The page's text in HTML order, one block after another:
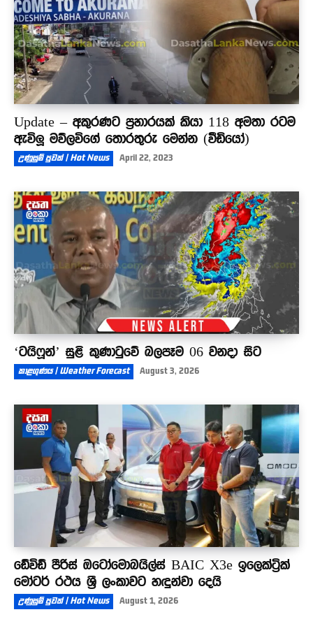
Update – අකුරණට ප්‍රහාරයක් කියා 118 අමතා රටම
ඇවිලූ මව්ලවිගේ තොරතුරු මෙන්න (වීඩියෝ)
උණුසුම් පුවත් | Hot News April 22, 2023
‘ටයිෆූන්’ සුළි කුණාටුවේ බලපෑම 06 වනදා සිට
කාළගුණය | Weather Forecast August 3, 2026
ඩේවිඩ් පීරිස් ඔටෝමොබයිල්ස් BAIC X3e ඉලෙක්ට්‍රික්
මෝටර් රථය ශ්‍රී ලංකාවට හඳුන්වා දෙයි
උණුසුම් පුවත් | Hot News August 1, 2026